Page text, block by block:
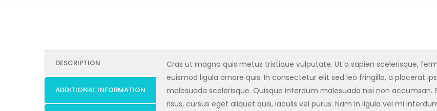
DESCRIPTION
ADDITIONAL INFORMATION
Cras ut magna quis metus tristique vulputate. Ut a sapien scelerisque,
euismod ligula ornare quis. In consectetur elit sed leo fringilla, a placerat
malesuada scelerisque. Quisque interdum malesuada nisi non accumsan.
risus, cursus eget aliquet quis, iaculis vel purus. Nam in ligula vel mi